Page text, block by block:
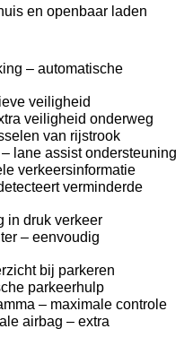
en openbaar laden
– automatische
veiligheid
veiligheid onderweg
van rijstrook
lane assist ondersteuning
verkeersinformatie
verminderde
in druk verkeer
– eenvoudig
bij parkeren
parkeerhulp
– maximale controle
airbag – extra